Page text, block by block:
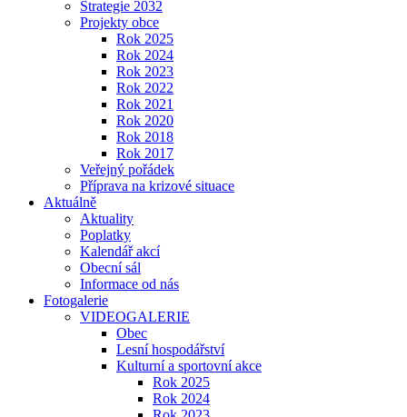
Strategie 2032
Projekty obce
Rok 2025
Rok 2024
Rok 2023
Rok 2022
Rok 2021
Rok 2020
Rok 2018
Rok 2017
Veřejný pořádek
Příprava na krizové situace
Aktuálně
Aktuality
Poplatky
Kalendář akcí
Obecní sál
Informace od nás
Fotogalerie
VIDEOGALERIE
Obec
Lesní hospodářství
Kulturní a sportovní akce
Rok 2025
Rok 2024